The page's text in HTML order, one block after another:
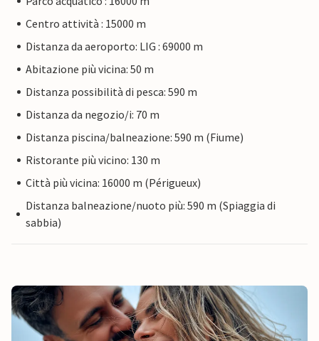
Centro attività : 15000 m
Distanza da aeroporto: LIG : 69000 m
Abitazione più vicina: 50 m
Distanza possibilità di pesca: 590 m
Distanza da negozio/i: 70 m
Distanza piscina/balneazione: 590 m (Fiume)
Ristorante più vicino: 130 m
Città più vicina: 16000 m (Périgueux)
Distanza balneazione/nuoto più: 590 m (Spiaggia di
sabbia)